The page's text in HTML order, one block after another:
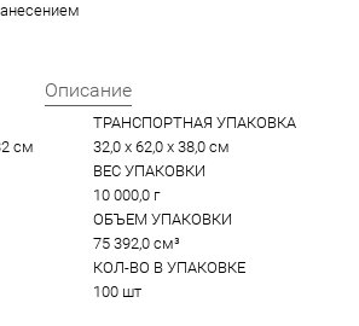
Описание
см
ТРАНСПОРТНАЯ УПАКОВКА
32,0 x 62,0 x 38,0 см
ВЕС УПАКОВКИ
10 000,0 г
ОБЪЕМ УПАКОВКИ
75 392,0 см³
КОЛ-ВО В УПАКОВКЕ
100 шт